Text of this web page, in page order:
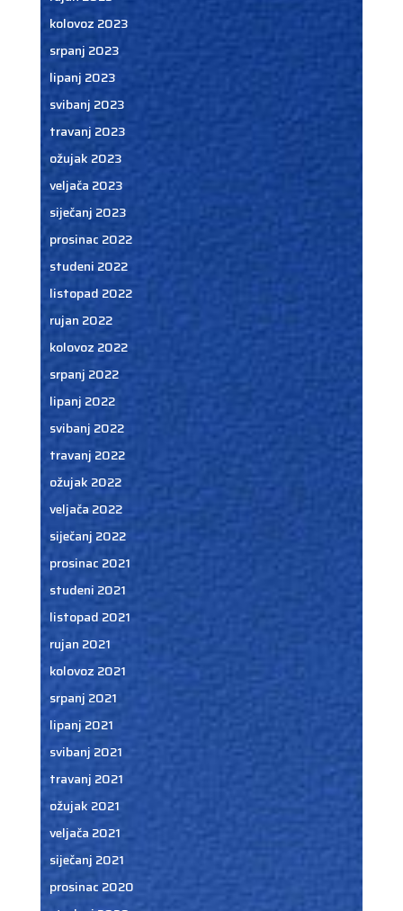
kolovoz 2023
srpanj 2023
lipanj 2023
svibanj 2023
travanj 2023
ožujak 2023
veljača 2023
siječanj 2023
prosinac 2022
studeni 2022
listopad 2022
rujan 2022
kolovoz 2022
srpanj 2022
lipanj 2022
svibanj 2022
travanj 2022
ožujak 2022
veljača 2022
siječanj 2022
prosinac 2021
studeni 2021
listopad 2021
rujan 2021
kolovoz 2021
srpanj 2021
lipanj 2021
svibanj 2021
travanj 2021
ožujak 2021
veljača 2021
siječanj 2021
prosinac 2020